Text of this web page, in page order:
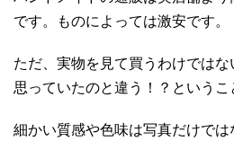
です。ものによっては激安です。
ただ、実物を見て買うわけでは
思っていたのと違う！？というこ
細かい質感や色味は写真だけで